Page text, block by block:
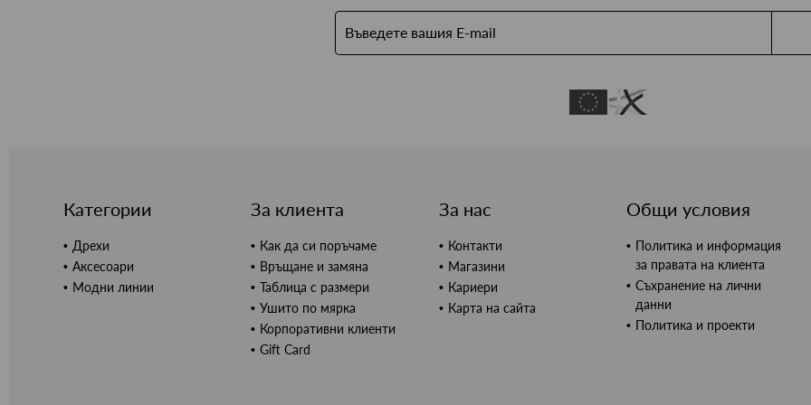
Категории
Дрехи
Аксесоари
Модни линии
За клиента
Как да си поръчаме
Връщане и замяна
Таблица с размери
Ушито по мярка
Корпоративни клиенти
Gift Card
За нас
Контакти
Магазини
Кариери
Карта на сайта
Общи условия
Политика и информация
за правата на клиента
Съхранение на лични
данни
Политика и проекти